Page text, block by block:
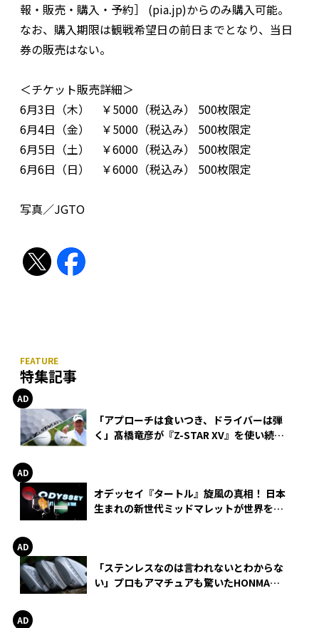
報・販売・購入・予約］ (pia.jp)からのみ購入可能。
なお、購入期限は観戦希望日の前日までとなり、当日
券の販売はない。
＜チケット販売詳細＞
6月3日（木） ￥5000（税込み） 500枚限定
6月4日（金） ￥5000（税込み） 500枚限定
6月5日（土） ￥6000（税込み） 500枚限定
6月6日（日） ￥6000（税込み） 500枚限定
写真／JGTO
特集記事
「アプローチは食いつき、ドライバーは弾
く」髙橋竜彦が『Z-STAR XV』を使い続け
オデッセイ『タートル』旋風の真相！ 日本
生まれの新世代ミッドマレットが世界を席
「ステンレスなのは言われないとわからな
い」プロもアマチュアも驚いたHONMA